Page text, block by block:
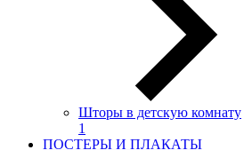
Шторы в детскую комнату
1
ПОСТЕРЫ И ПЛАКАТЫ